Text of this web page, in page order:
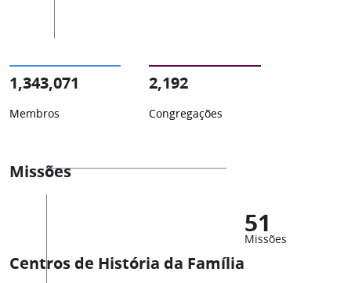
1,343,071
Membros
2,192
Congregações
Missões
51
Missões
Centros de História da Família